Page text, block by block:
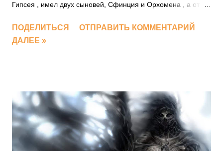
Гипсея , имел двух сыновей, Сфинция и Орхомена , а от
Меликерта . Фемисто , так как Ино лишила ее супруга,
захотела убить ее сыновей. Поэтому она тайно спряталась
перепутала на них одежду. Узнав об этом, Фемисто убила
себя. 2. ИНО 2) Когда Ино , дочь Кадма и Гармонии ,
захотела убить Фрикса и Геллу , детей Тучи , она созвала
всех женщин царства и подговорила их поджарить семена,
ПОДЕЛИТЬСЯ
ОТПРАВИТЬ КОММЕНТАРИЙ
ДАЛЕЕ »